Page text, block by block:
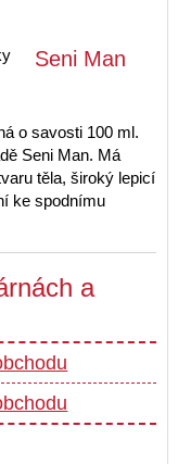
Seni Man
o savosti 100 ml.
Seni Man. Má
těla, široký lepicí
ke spodnímu
a